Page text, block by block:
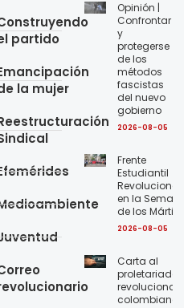
Opinión |
Confrontar
y
protegerse
de los
métodos
fascistas
del nuevo
gobierno
2026-08-05
Frente
Estudiantil
Revolucionario
en la Semana
de los Mártires
2026-08-05
Carta al
proletariado
revolucionario
colombiano
partido
la mujer